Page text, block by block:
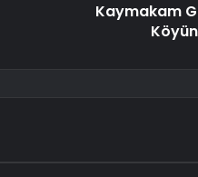
Kaymakam